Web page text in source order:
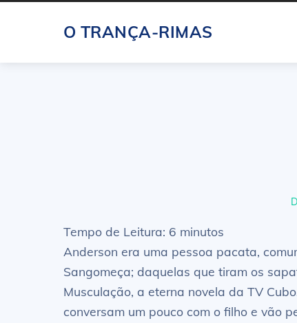
O TRANÇA-RIMAS
Tempo de Leitura: 6 minutos
Anderson era uma pessoa pacata,
Sangomeça; daquelas que tiram os
Musculação, a eterna novela da TV
conversam um pouco com o filho e vão